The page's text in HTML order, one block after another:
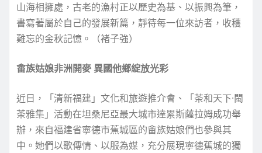
山海相擁處，古老的漁村正以歷史為基、以振興為筆，
書寫著屬於自己的發展新篇，靜待每一位來訪者，收穫
難忘的金秋記憶。（褚子強）
畬族姑娘非洲開麥 異國他鄉綻放光彩
近日，「清新福建」文化和旅遊推介會、「茶和天下·閩
茶雅集」活動在坦桑尼亞最大城市達累斯薩拉姆成功舉
辦，來自福建省寧德市蕉城區的畬族姑娘們也參與其
中。她們以歌傳情、以服為媒，充分展現寧德蕉城的獨